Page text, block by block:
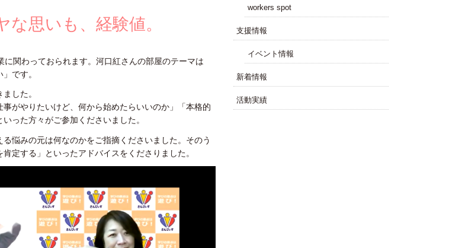
思いも、経験値。
関わっておられます。河口紅さんの部屋のテーマは
です。
した。
がやりたいけど、何から始めたらいいのか」「本格的
った方々がご参加くださいました。
悩みの元は何なのかをご指摘くださいました。そのう
定する」といったアドバイスをくださりました。
workers spot
⽀援情報
イベント情報
新着情報
活動実績